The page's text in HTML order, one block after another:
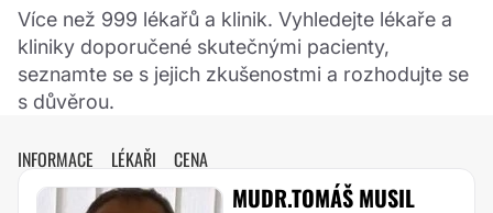
Více než 999 lékařů a klinik. Vyhledejte lékaře a
kliniky doporučené skutečnými pacienty,
seznamte se s jejich zkušenostmi a rozhodujte se
s důvěrou.
INFORMACE LÉKAŘI CENA
MUDR.TOMÁŠ MUSIL